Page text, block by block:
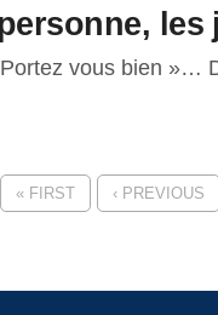
vous bien »…
« FIRST ‹ PREVIOUS